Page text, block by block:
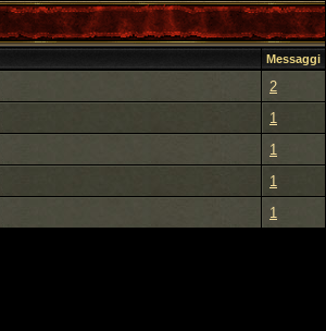
Messaggi
2
1
1
1
1